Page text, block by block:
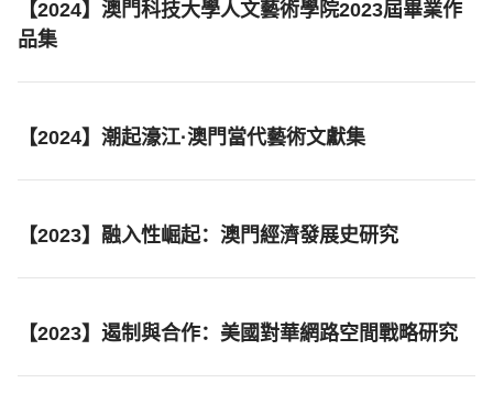
【2024】澳門科技大學人文藝術學院2023屆畢業作
品集
【2024】潮起濠江·澳門當代藝術文獻集
【2023】融入性崛起：澳門經濟發展史研究
【2023】遏制與合作：美國對華網路空間戰略研究